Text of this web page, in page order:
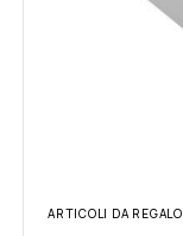
ARTICOLI DA REGALO